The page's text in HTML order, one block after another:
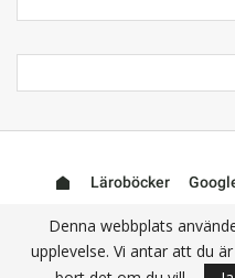
Läroböcker
Denna webbplats
upplevelse. Vi antar att du